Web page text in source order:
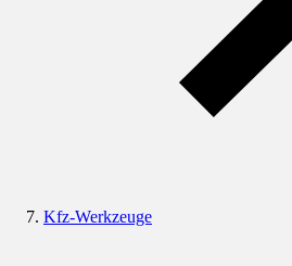
Kfz-Werkzeuge